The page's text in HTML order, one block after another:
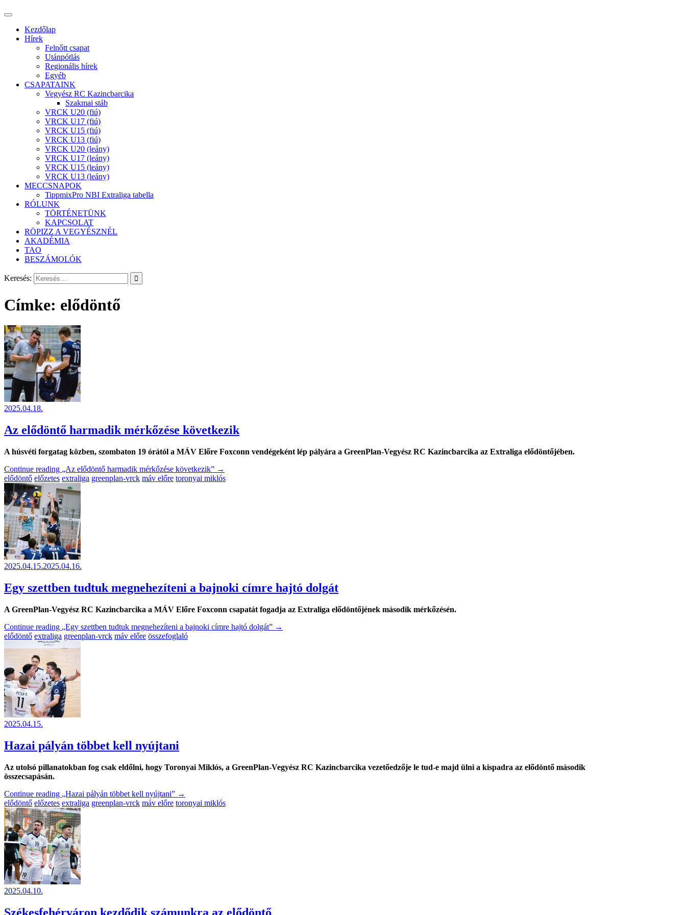
Kezdőlap
Hírek
Felnőtt csapat
Utánpótlás
Regionális hírek
Egyéb
CSAPATAINK
Vegyész RC Kazincbarcika
Szakmai stáb
VRCK U20 (fiú)
VRCK U17 (fiú)
VRCK U15 (fiú)
VRCK U13 (fiú)
VRCK U20 (leány)
VRCK U17 (leány)
VRCK U15 (leány)
VRCK U13 (leány)
MECCSNAPOK
TippmixPro NBI Extraliga tabella
RÓLUNK
TÖRTÉNETÜNK
KAPCSOLAT
RÖPIZZ A VEGYÉSZNÉL
AKADÉMIA
TAO
BESZÁMOLÓK
Keresés:
Címke: elődöntő
2025.04.18.
Az elődöntő harmadik mérkőzése következik
A húsvéti forgatag közben, szombaton 19 órától a MÁV Előre Foxconn vendégeként lép pályára a GreenPlan-Vegyész RC Kazincbarcika az Extraliga elődöntőjében.
Continue reading „Az elődöntő harmadik mérkőzése következik” →
elődöntő előzetes extraliga greenplan-vrck máv előre toronyai miklós
2025.04.15.2025.04.16.
Egy szettben tudtuk megnehezíteni a bajnoki címre hajtó dolgát
A GreenPlan-Vegyész RC Kazincbarcika a MÁV Előre Foxconn csapatát fogadja az Extraliga elődöntőjének második mérkőzésén.
Continue reading „Egy szettben tudtuk megnehezíteni a bajnoki címre hajtó dolgát” →
elődöntő extraliga greenplan-vrck máv előre összefoglaló
2025.04.15.
Hazai pályán többet kell nyújtani
Az utolsó pillanatokban fog csak eldőlni, hogy Toronyai Miklós, a GreenPlan-Vegyész RC Kazincbarcika vezetőedzője le tud-e majd ülni a kispadra az elődöntő második
összecsapásán.
Continue reading „Hazai pályán többet kell nyújtani” →
elődöntő előzetes extraliga greenplan-vrck máv előre toronyai miklós
2025.04.10.
Székesfehérváron kezdődik számunkra az elődöntő